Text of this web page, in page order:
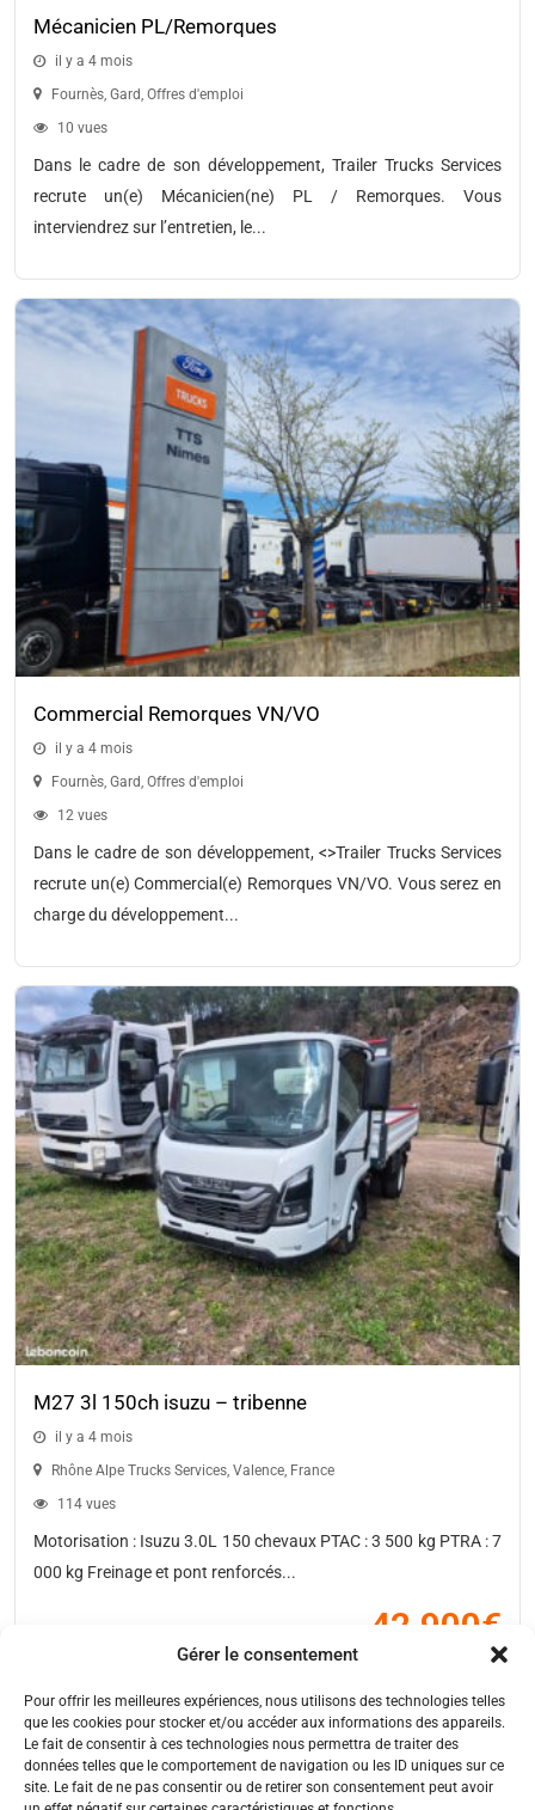
Gérer le consentement
Pour offrir les meilleures expériences, nous utilisons des technologies telles
que les cookies pour stocker et/ou accéder aux informations des appareils.
Le fait de consentir à ces technologies nous permettra de traiter des
données telles que le comportement de navigation ou les ID uniques sur ce
site. Le fait de ne pas consentir ou de retirer son consentement peut avoir
Mécanicien PL/Remorques
il y a 4 mois
Fournès Gard Offres d'emploi
10 vues
Dans le cadre de son développement, Trailer Trucks Services
recrute un(e) Mécanicien(ne) PL / Remorques. Vous
interviendrez sur l’entretien, le...
Commercial Remorques VN/VO
il y a 4 mois
Fournès, Gard, Offres d'emploi
12 vues
Dans le cadre de son développement, <>Trailer Trucks Services
recrute un(e) Commercial(e) Remorques VN/VO. Vous serez en
charge du développement...
M27 3l 150ch isuzu – tribenne
il y a 4 mois
Rhône Alpe Trucks Services Valence France
114 vues
Motorisation : Isuzu 3.0L 150 chevaux PTAC : 3 500 kg PTRA : 7
000 kg Freinage et pont renforcés...
42,900€
← 1 2 3 4 →